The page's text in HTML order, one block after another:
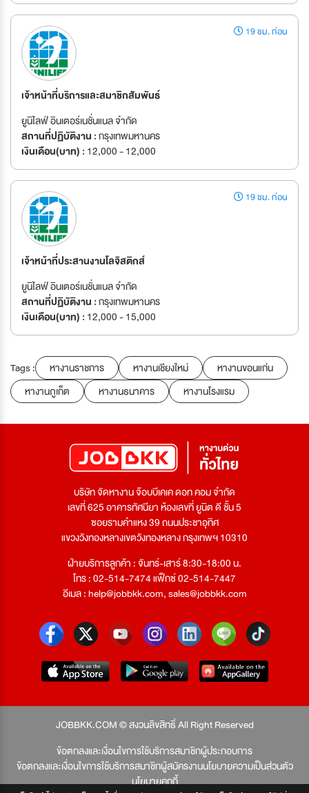
19 ชม. ก่อน
เจ้าหน้าที่บริการและสมาชิกสัมพันธ์
ยูนิไลฟ์ อินเตอร์เนชั่นแนล จำกัด
สถานที่ปฏิบัติงาน :กรุงเทพมหานคร
เงินเดือน(บาท) : 12,000 - 12,000
19 ชม. ก่อน
เจ้าหน้าที่ประสานงานโลจิสติกส์
ยูนิไลฟ์ อินเตอร์เนชั่นแนล จำกัด
สถานที่ปฏิบัติงาน :กรุงเทพมหานคร
เงินเดือน(บาท) : 12,000 - 15,000
Tags : หางานราชการ หางานเชียงใหม่
หางานขอนแก่น
หางานภูเก็ต
หางานธนาคาร หางานโรงแรม
บริษัท จัดหางาน จ๊อบบีเคเค ดอท คอม จำกัด
เลขที่ 625 อาคารทัศนียา ห้องเลขที่ ยูนิต ดี ชั้น 5
ซอยรามคำแหง 39 ถนนประชาอุทิศ
แขวงวังทองหลางเขตวังทองหลาง กรุงเทพฯ 10310
ฝ่ายบริการลูกค้า : จันทร์-เสาร์ 8:30-18:00 น.
โทร : 02-514-7474 แฟ็กซ์ 02-514-7447
อีเมล :help@jobbkk.com,sales@jobbkk.com
JOBBKK.COM © สงวนลิขสิทธิ์ All Right Reserved
ข้อตกลงและเงื่อนไขการใช้บริการสมาชิกผู้ประกอบการ
ข้อตกลงและเงื่อนไขการใช้บริการสมาชิกผู้สมัครงานนโยบายความเป็นส่วนตัว
นโยบายคุกกี้